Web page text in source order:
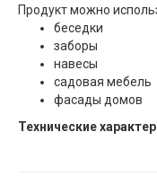
Продукт можно
беседки
заборы
навесы
садовая мебель
фасады домов
Технические